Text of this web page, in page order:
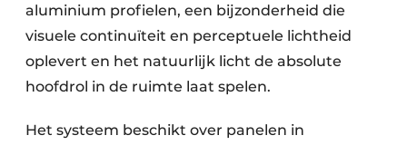
aluminium profielen, een bijzonderheid die
visuele continuïteit en perceptuele lichtheid
oplevert en het natuurlijk licht de absolute
hoofdrol in de ruimte laat spelen.
Het systeem beschikt over panelen in